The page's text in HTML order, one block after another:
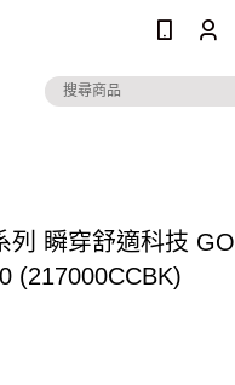
列 瞬穿舒適科技 GO
(217000CCBK)